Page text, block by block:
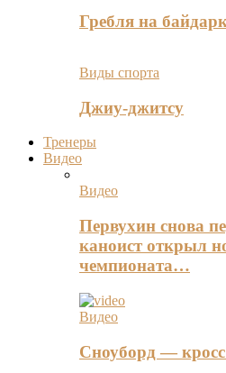
Гребля на
Виды спорта
Джиу-джитсу
Тренеры
Видео
Видео
Первухин снова
каноист открыл
чемпионата…
Видео
Сноуборд —